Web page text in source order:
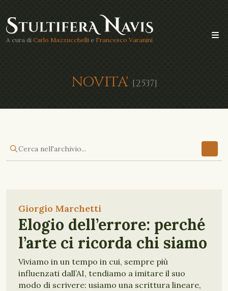
A cura di Carlo Mazzucchelli e Francesco Varanini
NOVITA' [2537]
Giorgio Marchetti
Elogio dell’errore: perché
l’arte ci ricorda chi siamo
Viviamo in un tempo in cui, sempre più
influenzati dall’AI, tendiamo a imitare il suo
modo di scrivere: usiamo una scrittura lineare,